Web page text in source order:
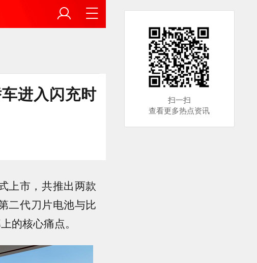
进入闪充时
上市，共推出两款
二代刀片电池与比
的核心痛点。
扫一扫
查看更多热点资讯